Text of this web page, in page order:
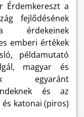
Érdemkereszt a
fejlődésének
érdekeinek
emberi értékek
példamutató
magyar és
egyaránt
és az
katonai (piros)